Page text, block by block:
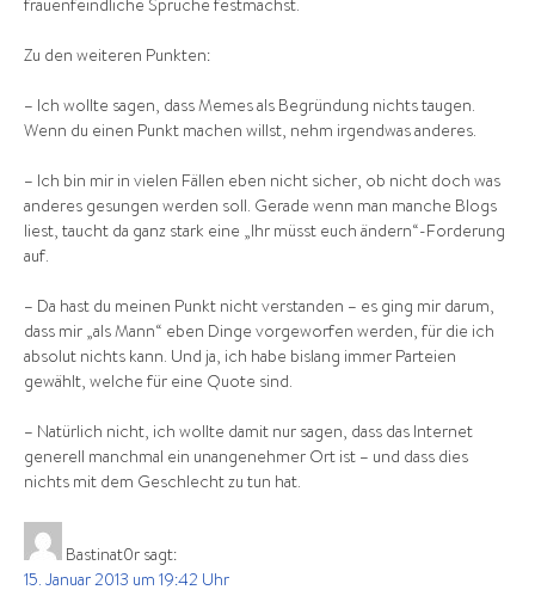
frauenfeindliche Sprüche festmachst.
Zu den weiteren Punkten:
– Ich wollte sagen, dass Memes als Begründung nichts taugen.
Wenn du einen Punkt machen willst, nehm irgendwas anderes.
– Ich bin mir in vielen Fällen eben nicht sicher, ob nicht doch was
anderes gesungen werden soll. Gerade wenn man manche Blogs
liest, taucht da ganz stark eine „Ihr müsst euch ändern“-Forderung
auf.
– Da hast du meinen Punkt nicht verstanden – es ging mir darum,
dass mir „als Mann“ eben Dinge vorgeworfen werden, für die ich
absolut nichts kann. Und ja, ich habe bislang immer Parteien
gewählt, welche für eine Quote sind.
– Natürlich nicht, ich wollte damit nur sagen, dass das Internet
generell manchmal ein unangenehmer Ort ist – und dass dies
nichts mit dem Geschlecht zu tun hat.
Bastinat0r sagt:
15. Januar 2013 um 19:42 Uhr